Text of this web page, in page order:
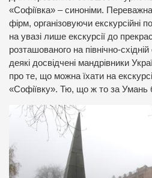
«Софіївка» – синоніми.
фірм, організовуючи екскурсійні
на увазі лише екскурсії до
розташованого на північно-східній
деякі досвідчені мандрівники
про те, що можна їхати на
«Софіївку». Тю, що ж то за Умань